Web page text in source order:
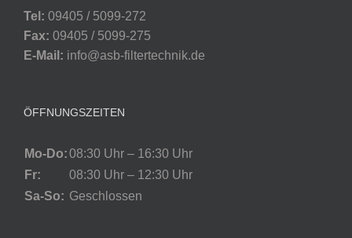
Tel: 09405 / 5099-272
Fax: 09405 / 5099-275
E-Mail: info@asb-filtertechnik.de
ÖFFNUNGSZEITEN
Mo-Do:08:30 Uhr – 16:30 Uhr
Fr:
08:30 Uhr – 12:30 Uhr
Sa-So: Geschlossen